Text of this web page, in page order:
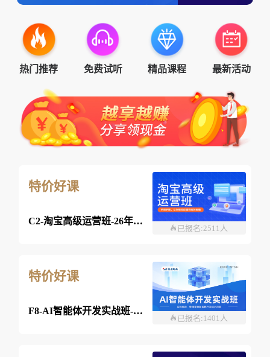
热门推荐 免费试听 精品课程 最新活动
特价好课
C2-淘宝高级运营班-26年8月03日（双师）
已报名:2511人
特价好课
F8-AI智能体开发实战班-2026年07月29日（双师）
已报名:1401人